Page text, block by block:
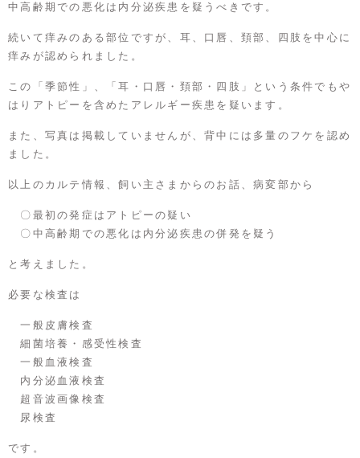
中高齢期での悪化は内分泌疾患を疑うべきです。
続いて痒みのある部位ですが、耳、口唇、頚部、四肢を中心に
痒みが認められました。
この「季節性」、「耳・口唇・頚部・四肢」という条件でもや
はりアトピーを含めたアレルギー疾患を疑います。
また、写真は掲載していませんが、背中には多量のフケを認め
ました。
以上のカルテ情報、飼い主さまからのお話、病変部から
〇最初の発症はアトピーの疑い
〇中高齢期での悪化は内分泌疾患の併発を疑う
と考えました。
必要な検査は
一般皮膚検査
細菌培養・感受性検査
一般血液検査
内分泌血液検査
超音波画像検査
尿検査
です。